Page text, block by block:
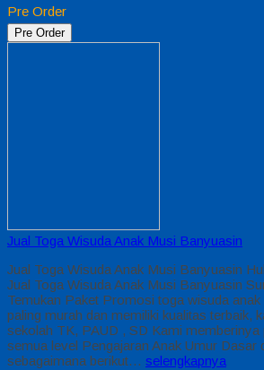
Pre Order
Pre Order
Jual Toga Wisuda Anak Musi Banyuasin
Jual Toga Wisuda Anak Musi Banyuasin
Jual Toga Wisuda Anak Musi Banyuasin
Temukan Paket Promosi toga wisuda anak
paling murah dan memiliki kualitas terbaik,
sekolah TK, PAUD , SD Kami memberinya
semua level Pengajaran Anak Umur Dasar
sebagaimana berikut… selengkapnya